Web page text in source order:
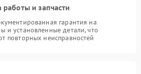
работы и запчасти
гарантия на
и установленные детали, что
повторных неисправностей